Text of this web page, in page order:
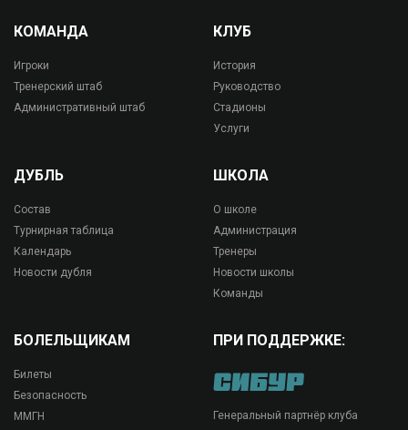
КОМАНДА
Игроки
Тренерский штаб
Административный штаб
КЛУБ
История
Руководство
Стадионы
Услуги
ДУБЛЬ
Состав
Турнирная таблица
Календарь
Новости дубля
ШКОЛА
О школе
Администрация
Тренеры
Новости школы
Команды
БОЛЕЛЬЩИКАМ
Билеты
Безопасность
ММГН
ПРИ ПОДДЕРЖКЕ:
Генеральный партнёр клуба